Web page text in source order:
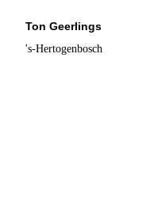
Ton Geerlings
's-Hertogenbosch